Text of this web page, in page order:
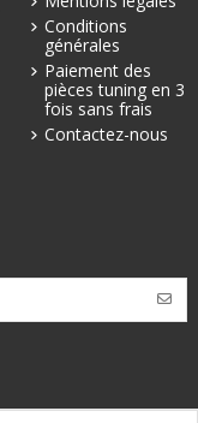
Conditions
générales
Paiement des
pièces tuning en 3
fois sans frais
Contactez-nous